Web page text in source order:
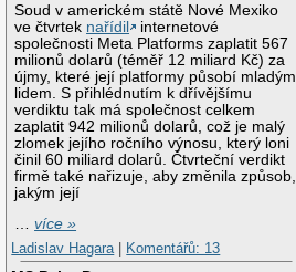
Soud v americkém státě Nové Mexiko
ve čtvrtek nařídil
internetové
společnosti Meta Platforms zaplatit 567
milionů dolarů (téměř 12 miliard Kč) za
újmy, které její platformy působí mladým
lidem. S přihlédnutím k dřívějšímu
verdiktu tak má společnost celkem
zaplatit 942 milionů dolarů, což je malý
zlomek jejího ročního výnosu, který loni
činil 60 miliard dolarů. Čtvrteční verdikt
firmě také nařizuje, aby změnila způsob,
jakým její
…více »
Ladislav Hagara
Komentářů: 13